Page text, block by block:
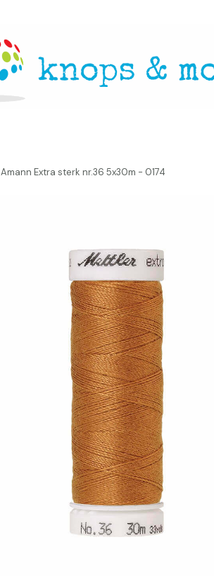
Amann Extra sterk nr.36 5x30m - 0174